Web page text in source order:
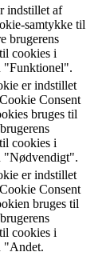
indstillet af
samtykke til
brugerens
cookies i
"Funktionel".
er indstillet
Consent
bruges til
cookies i
"Nødvendigt".
er indstillet
Consent
bruges til
cookies i
"Andet.